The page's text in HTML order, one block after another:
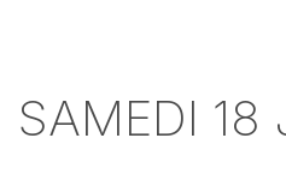
SAMEDI